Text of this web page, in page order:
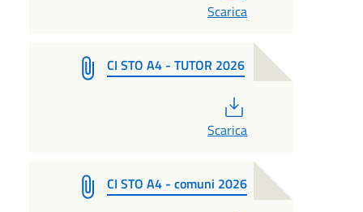
Scarica
CI STO A4 - TUTOR 2026
Scarica
CI STO A4 - comuni 2026